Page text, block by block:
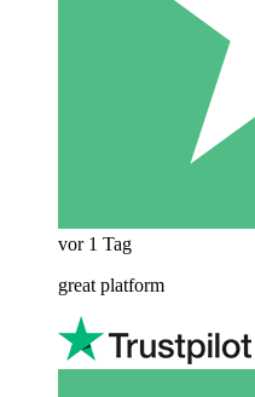
vor 1 Tag
great platform